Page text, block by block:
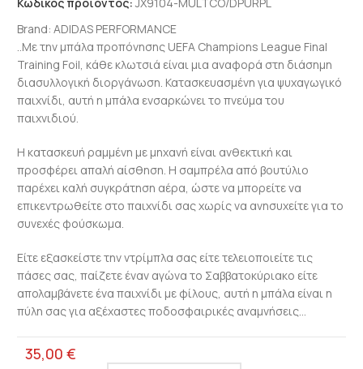
Brand: ADIDAS PERFORMANCE
..Με την μπάλα προπόνησης UEFA Champions League Final
Training Foil, κάθε κλωτσιά είναι μια αναφορά στη διάσημη
διασυλλογική διοργάνωση. Κατασκευασμένη για ψυχαγωγικό
παιχνίδι, αυτή η μπάλα ενσαρκώνει το πνεύμα του
παιχνιδιού.
Η κατασκευή ραμμένη με μηχανή είναι ανθεκτική και
προσφέρει απαλή αίσθηση. Η σαμπρέλα από βουτύλιο
παρέχει καλή συγκράτηση αέρα, ώστε να μπορείτε να
επικεντρωθείτε στο παιχνίδι σας χωρίς να ανησυχείτε για το
συνεχές φούσκωμα.
Είτε εξασκείστε την ντρίμπλα σας είτε τελειοποιείτε τις
πάσες σας, παίζετε έναν αγώνα το Σαββατοκύριακο είτε
απολαμβάνετε ένα παιχνίδι με φίλους, αυτή η μπάλα είναι η
πύλη σας για αξέχαστες ποδοσφαιρικές αναμνήσεις…
35,00 €